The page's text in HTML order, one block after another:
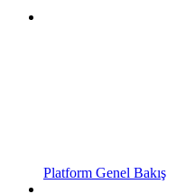
Platform Genel Bakış